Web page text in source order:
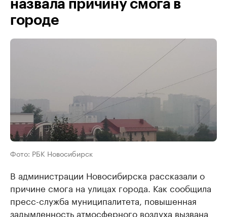
назвала причину смога в
городе
Фото: РБК Новосибирск
В администрации Новосибирска рассказали о
причине смога на улицах города. Как сообщила
пресс-служба муниципалитета, повышенная
задымленность атмосферного воздуха вызвана